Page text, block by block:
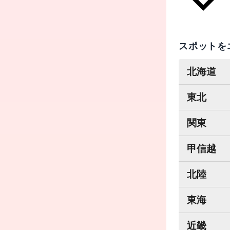
スポット
北海道
東北
関東
甲信越
北陸
東海
近畿